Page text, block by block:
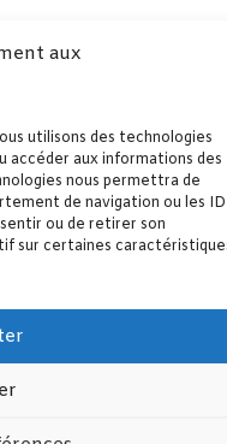
aux
utilisons des technologies
accéder aux informations des
nous permettra de
de navigation ou les ID
ou de retirer son
sur certaines